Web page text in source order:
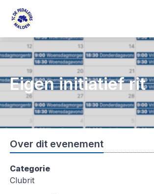
Eigen initiatief rit
Over dit evenement
Categorie
Clubrit